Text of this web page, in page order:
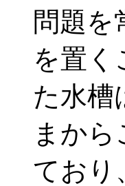
問題を
を置く
た水槽
まか
ており